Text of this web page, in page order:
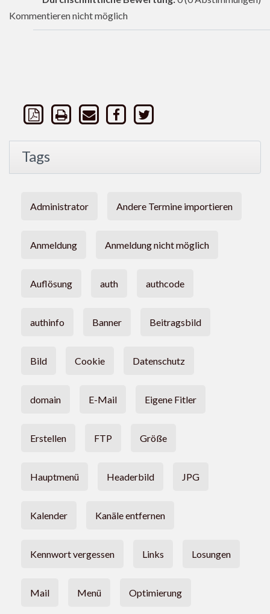
Kommentieren nicht möglich
Tags
Administrator Andere Termine importieren
Anmeldung Anmeldung nicht möglich
Auflösung auth authcode
authinfo Banner Beitragsbild
Bild Cookie Datenschutz
domain E-Mail Eigene Fitler
Erstellen FTP Größe
Hauptmenü Headerbild JPG
Kalender Kanäle entfernen
Kennwort vergessen Links Losungen
Mail Menü Optimierung